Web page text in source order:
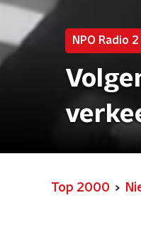
NPO Radio
Top 2000